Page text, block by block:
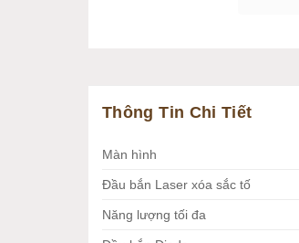
Thông Tin Chi Tiết
Màn hình
Đầu bắn Laser xóa sắc tố
Năng lượng tối đa